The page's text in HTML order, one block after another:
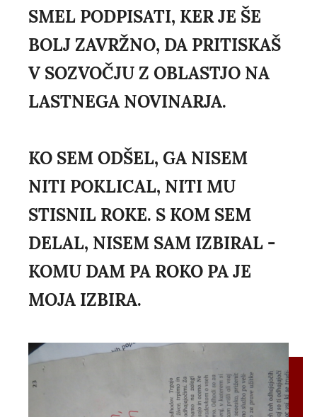
SMEL PODPISATI, KER JE ŠE
BOLJ ZAVRŽNO, DA PRITISKAŠ
V SOZVOČJU Z OBLASTJO NA
LASTNEGA NOVINARJA.
KO SEM ODŠEL, GA NISEM
NITI POKLICAL, NITI MU
STISNIL ROKE. S KOM SEM
DELAL, NISEM SAM IZBIRAL -
KOMU DAM PA ROKO PA JE
MOJA IZBIRA.